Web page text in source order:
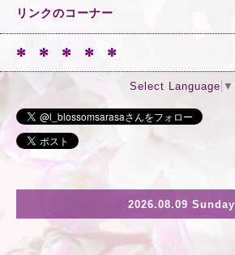
リンクのコーナー
✻ ✻ ✻ ✻ ✻
Select Language ▼
2026.08.09 Sunday